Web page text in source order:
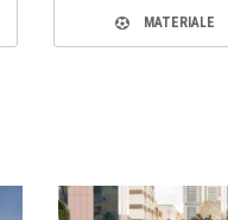
MATERIALE